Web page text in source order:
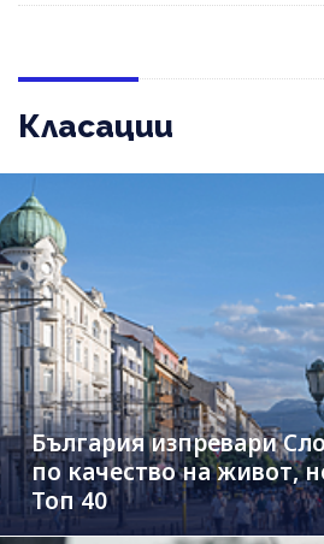
Класации
България изпревари
по качество на живот,
Топ 40